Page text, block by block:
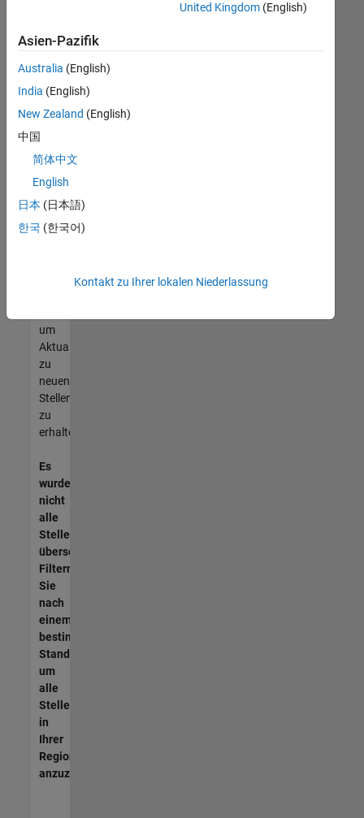
noch
keine
offenen
Stellen
können,
die
Ihren
entsprechen,
werden
unseres
um
Aktualisierungen
zu
neuen
Stellenangeboten
zu
erhalten.
Es
wurden
nicht
alle
Stellen
übersetzt.
Filtern
Sie
nach
einem
bestimmten
Standort,
um
alle
Stellenangebote
in
Ihrer
Region
anzuzeigen.
United Kingdom(English)
Asien-Pazifik
Australia (English)
India (English)
New Zealand (English)
中国
简体中文
English
日本 (日本語)
한국 (한국어)
Kontakt zu Ihrer lokalen Niederlassung